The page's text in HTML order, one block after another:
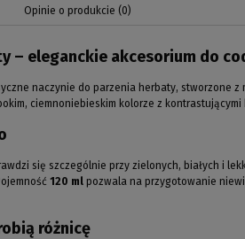
Opinie o produkcie (0)
– eleganckie akcesorium do
naczynie do parzenia herbaty, stworzone z
ciemnoniebieskim kolorze z
się szczególnie przy zielonych, białych i
120 ml pozwala na przygotowanie
różnicę